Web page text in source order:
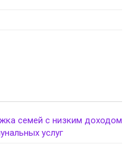
семей с низким доходом
услуг